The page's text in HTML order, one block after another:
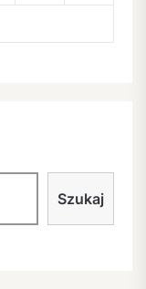
Szukaj